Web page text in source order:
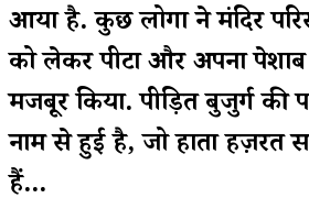
आया है. कुछ लोगों ने मंदिर
को लेकर पीटा और अपना
मजबूर किया. पीड़ित बुजुर्ग की
नाम से हुई है, जो हाता हज़रत
हैं...